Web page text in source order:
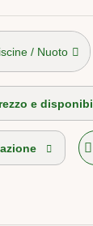
/ Nuoto
Top
e